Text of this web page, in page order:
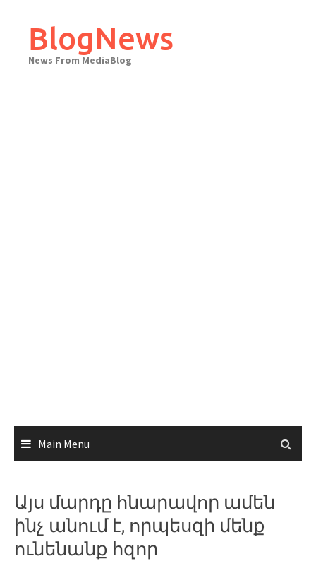
contentBlogNews
News From MediaBlog
Main Menu
Այս մարդը հնարավոր ամեն
ինչ անում է, որպեսզի մենք
ունենանք հզոր